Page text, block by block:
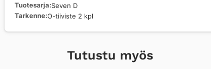
Tuotesarja Seven D
Tarkenne O-tiiviste 2 kpl
Tutustu myös